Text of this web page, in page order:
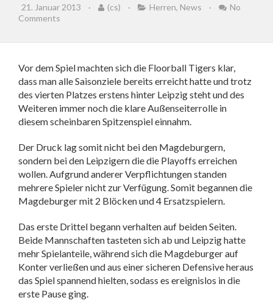
21. Januar 2013 · (cs) · Herren, News ·
No
Comments
Vor dem Spiel machten sich die Floorball Tigers klar,
dass man alle Saisonziele bereits erreicht hatte und trotz
des vierten Platzes erstens hinter Leipzig steht und des
Weiteren immer noch die klare Außenseiterrolle in
diesem scheinbaren Spitzenspiel einnahm.
Der Druck lag somit nicht bei den Magdeburgern,
sondern bei den Leipzigern die die Playoffs erreichen
wollen. Aufgrund anderer Verpflichtungen standen
mehrere Spieler nicht zur Verfügung. Somit begannen die
Magdeburger mit 2 Blöcken und 4 Ersatzspielern.
Das erste Drittel begann verhalten auf beiden Seiten.
Beide Mannschaften tasteten sich ab und Leipzig hatte
mehr Spielanteile, während sich die Magdeburger auf
Konter verließen und aus einer sicheren Defensive heraus
das Spiel spannend hielten, sodass es ereignislos in die
erste Pause ging.